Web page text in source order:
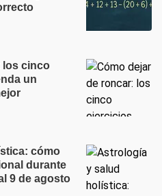
los cinco
un
cómo
durante
9 de agosto